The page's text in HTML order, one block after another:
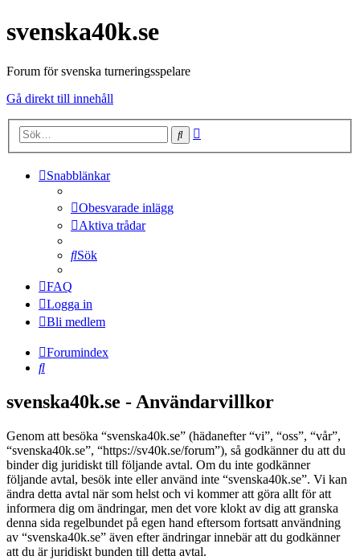
svenska40k.se
Forum för svenska turneringsspelare
Gå direkt till innehåll
Sök
Snabblänkar
Obesvarade inlägg
Aktiva trådar
Sök
FAQ
Logga in
Bli medlem
Forumindex
Sök
svenska40k.se - Användarvillkor
Genom att besöka “svenska40k.se” (hädanefter “vi”, “oss”, “vår”,
“svenska40k.se”, “https://sv40k.se/forum”), så godkänner du att du
binder dig juridiskt till följande avtal. Om du inte godkänner
följande avtal, besök inte eller använd inte “svenska40k.se”. Vi kan
ändra detta avtal när som helst och vi kommer att göra allt för att
informera dig om ändringar, men det vore klokt av dig att granska
denna sida regelbundet på egen hand eftersom fortsatt användning
av “svenska40k.se” även efter ändringar innebär att du godkänner
att du är juridiskt bunden till detta avtal.